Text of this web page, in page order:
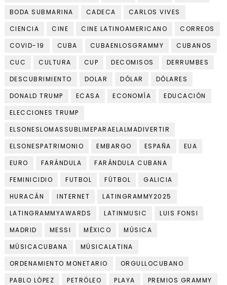
BODA SUBMARINA
CADECA
CARLOS VIVES
CIENCIA
CINE CINE LATINOAMERICANO
CORREOS
COVID-19
CUBA CUBAENLOSGRAMMY
CUBANOS
CUC
CULTURA CUP DECOMISOS
DERRUMBES
DESCUBRIMIENTO
DOLAR DÓLAR
DÓLARES
DONALD TRUMP
ECASA ECONOMÍA
EDUCACIÓN
ELECCIONES TRUMP
ELSONESLOMASSUBLIMEPARAELALMADIVERTIR
ELSONESPATRIMONIO
EMBARGO ESPAÑA
EUA
EURO
FARÁNDULA
FARÁNDULA CUBANA
FEMINICIDIO
FUTBOL FÚTBOL
GALICIA
HURACÁN
INTERNET
LATINGRAMMY2025
LATINGRAMMYAWARDS
LATINMUSIC
LUIS FONSI
MADRID
MESSI MÉXICO
MÚSICA
MÚSICACUBANA
MÚSICALATINA
ORDENAMIENTO MONETARIO
ORGULLOCUBANO
PABLO LÓPEZ
PETRÓLEO PLAYA
PREMIOS GRAMMY